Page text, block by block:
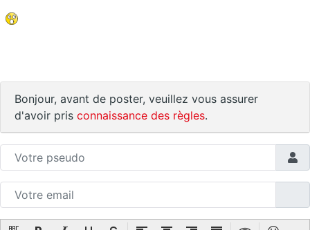
Bonjour, avant de poster, veuillez vous assurer
d'avoir pris connaissance des règles.